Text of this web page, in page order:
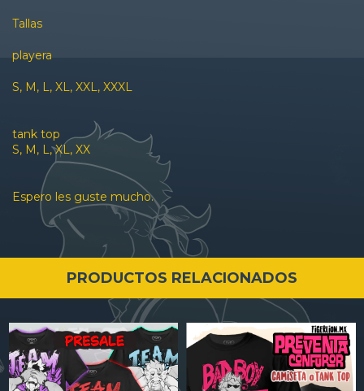
Tallas
playera
S, M, L, XL, XXL, XXXL
tank top
S, M, L, XL, XX
Espero les guste mucho.
PRODUCTOS RELACIONADOS